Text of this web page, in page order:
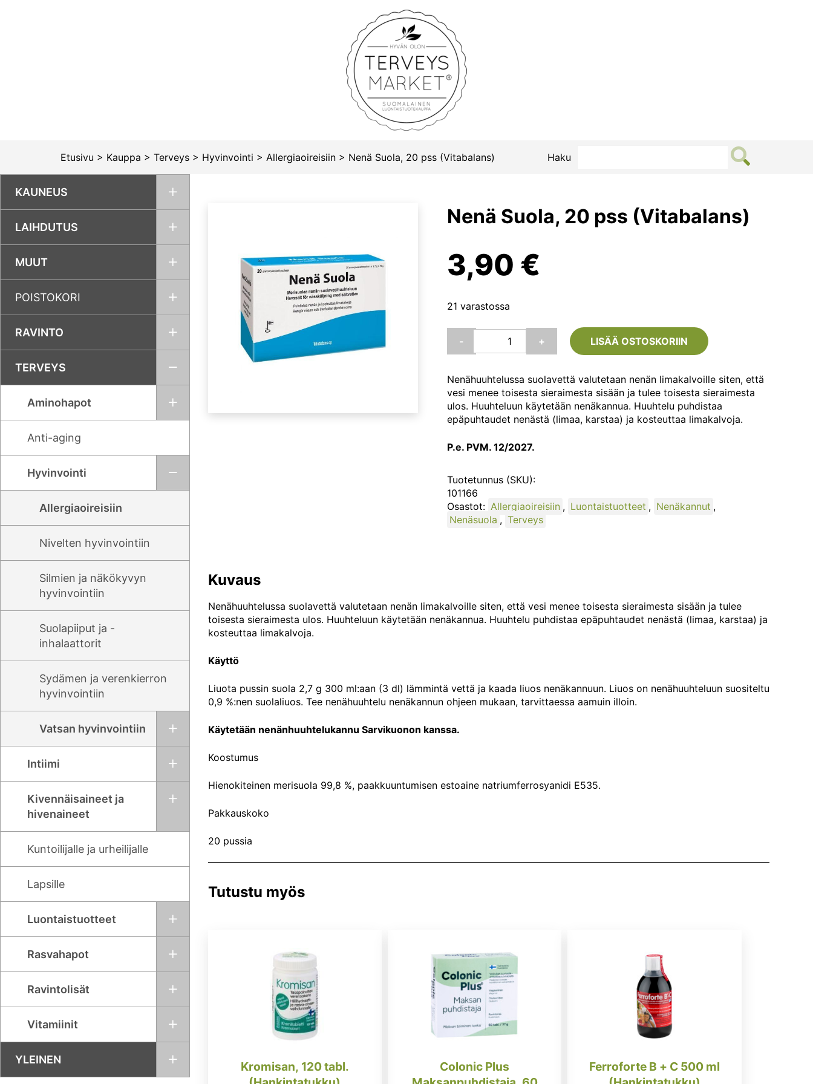
Terveysmarket
Etusivu > Kauppa > Terveys > Hyvinvointi > Allergiaoireisiin > Nenä Suola, 20 pss (Vitabalans) Haku
KAUNEUS
LAIHDUTUS
MUUT
POISTOKORI
RAVINTO
TERVEYS
Aminohapot
Anti-aging
Hyvinvointi
Allergiaoireisiin
Nivelten hyvinvointiin
Silmien ja näkökyvyn
hyvinvointiin
Suolapiiput ja -
inhalaattorit
Sydämen ja verenkierron
hyvinvointiin
Vatsan hyvinvointiin
Intiimi
Kivennäisaineet ja
hivenaineet
Kuntoilijalle ja urheilijalle
Lapsille
Luontaistuotteet
Rasvahapot
Ravintolisät
Vitamiinit
YLEINEN
Nenä Suola, 20 pss (Vitabalans)
3,90 €
21 varastossa
-
pss
(Vitabalans)
määrä
+ LISÄÄ OSTOSKORIIN
Nenähuuhtelussa suolavettä valutetaan nenän limakalvoille siten, että
vesi menee toisesta sieraimesta sisään ja tulee toisesta sieraimesta
ulos. Huuhteluun käytetään nenäkannua. Huuhtelu puhdistaa
epäpuhtaudet nenästä (limaa, karstaa) ja kosteuttaa limakalvoja.
P.e. PVM. 12/2027.
Tuotetunnus (SKU):
101166
Osastot: Allergiaoireisiin , Luontaistuotteet , Nenäkannut ,
Nenäsuola , Terveys
Kuvaus
Nenähuuhtelussa suolavettä valutetaan nenän limakalvoille siten, että vesi menee toisesta sieraimesta sisään ja tulee
toisesta sieraimesta ulos. Huuhteluun käytetään nenäkannua. Huuhtelu puhdistaa epäpuhtaudet nenästä (limaa, karstaa) ja
kosteuttaa limakalvoja.
Käyttö
Liuota pussin suola 2,7 g 300 ml:aan (3 dl) lämmintä vettä ja kaada liuos nenäkannuun. Liuos on nenähuuhteluun suositeltu
0,9 %:nen suolaliuos. Tee nenähuuhtelu nenäkannun ohjeen mukaan, tarvittaessa aamuin illoin.
Käytetään nenänhuuhtelukannu Sarvikuonon kanssa.
Koostumus
Hienokiteinen merisuola 99,8 %, paakkuuntumisen estoaine natriumferrosyanidi E535.
Pakkauskoko
20 pussia
Tutustu myös
Kromisan, 120 tabl.
Colonic Plus
Ferroforte B + C 500 ml